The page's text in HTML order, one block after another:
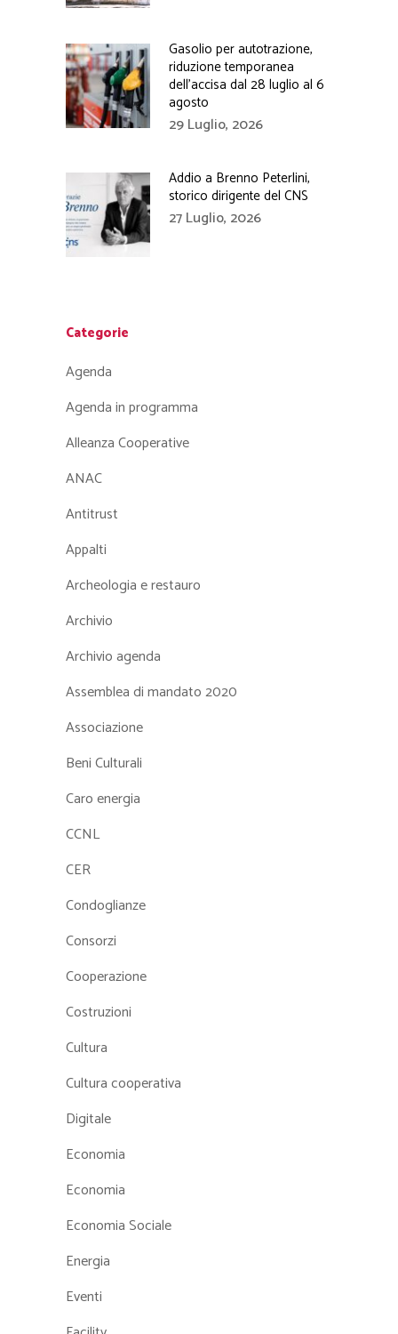
Gasolio per autotrazione,
riduzione temporanea
dell’accisa dal 28 luglio al 6
agosto
29 Luglio, 2026
Addio a Brenno Peterlini,
storico dirigente del CNS
27 Luglio, 2026
Categorie
Agenda
Agenda in programma
Alleanza Cooperative
ANAC
Antitrust
Appalti
Archeologia e restauro
Archivio
Archivio agenda
Assemblea di mandato 2020
Associazione
Beni Culturali
Caro energia
CCNL
CER
Condoglianze
Consorzi
Cooperazione
Costruzioni
Cultura
Cultura cooperativa
Digitale
Economia
Economia
Economia Sociale
Energia
Eventi